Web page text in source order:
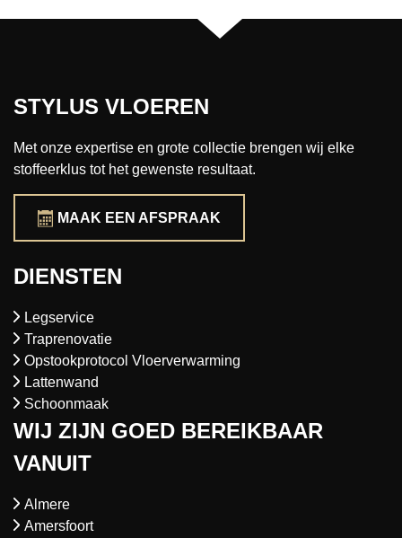
STYLUS VLOEREN
Met onze expertise en grote collectie brengen wij elke
stoffeerklus tot het gewenste resultaat.
MAAK EEN AFSPRAAK
DIENSTEN
Legservice
Traprenovatie
Opstookprotocol Vloerverwarming
Lattenwand
Schoonmaak
WIJ ZIJN GOED BEREIKBAAR
VANUIT
Almere
Amersfoort